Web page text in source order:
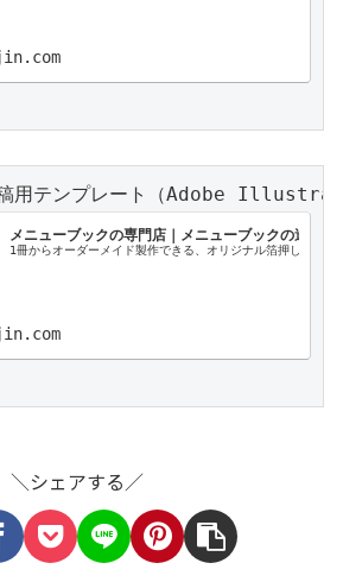
メニューブックの専門店｜メニューブックの達人
1冊からオーダーメイド製作できる、オリジナル箔押しやイ
＼シェアする／